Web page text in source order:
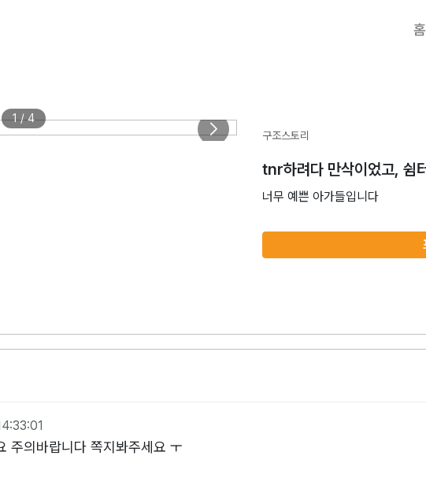
홈
1 / 4
구조스토리
tnr하려다 만삭이었고, 쉼
너무 예쁜 아가들입니다
주의바랍니다 쪽지봐주세요 ㅜ